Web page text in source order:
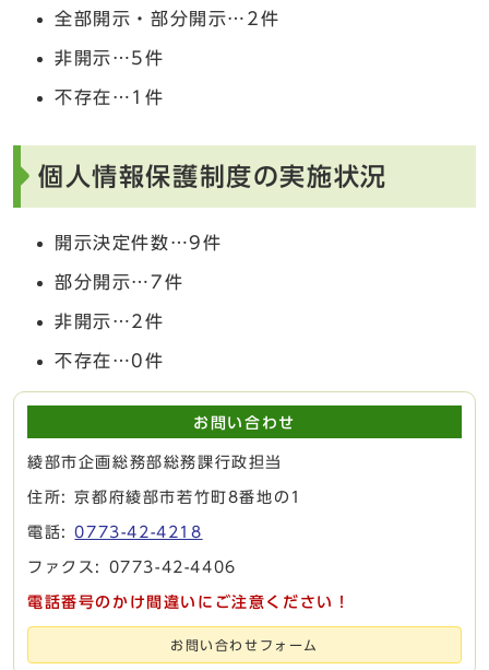
全部開示・部分開示…2件
非開示…5件
不存在…1件
個人情報保護制度の実施状況
開示決定件数…9件
部分開示…7件
非開示…2件
不存在…0件
お問い合わせ
綾部市企画総務部総務課行政担当
住所: 京都府綾部市若竹町8番地の1
電話:0773-42-4218
ファクス: 0773-42-4406
電話番号のかけ間違いにご注意ください！
お問い合わせフォーム